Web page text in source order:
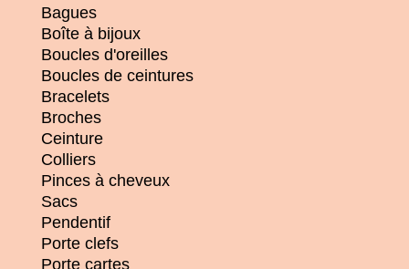
Bagues
Boîte à bijoux
Boucles d'oreilles
Boucles de ceintures
Bracelets
Broches
Ceinture
Colliers
Pinces à cheveux
Sacs
Pendentif
Porte clefs
Porte cartes